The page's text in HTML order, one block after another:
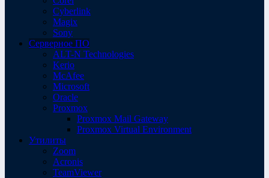
Cyberlink
Magix
Sony
Серверное ПО
ALT-N Technologies
Kerio
McAfee
Microsoft
Oracle
Proxmox
Proxmox Mail Gateway
Proxmox Virtual Environment
Утилиты
Zoom
Acronis
TeamViewer